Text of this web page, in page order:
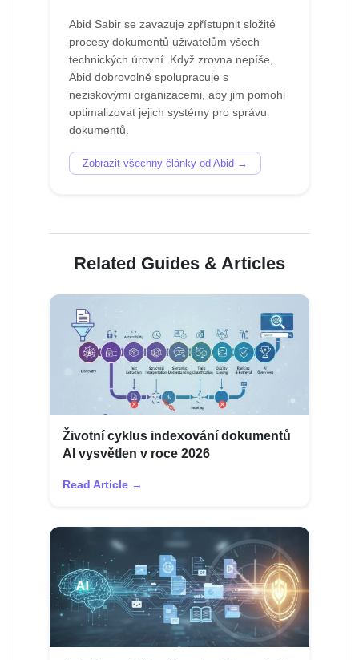
Abid Sabir se zavazuje zpřístupnit složité
procesy dokumentů uživatelům všech
technických úrovní. Když zrovna nepíše,
Abid dobrovolně spolupracuje s
neziskovými organizacemi, aby jim pomohl
optimalizovat jejich systémy pro správu
Zobrazit všechny články od Abid →
Related Guides & Articles
Životní cyklus indexování dokumentů
AI vysvětlen v roce 2026
Read Article →